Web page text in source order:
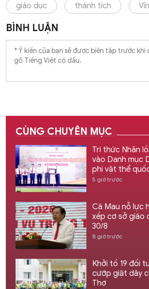
giáo dục thành tích
BÌNH LUẬN
CÙNG CHUYÊN MỤC
Tri thức Nhãn
vào Danh mục
phi vật thể
5 giờ trước
Cà Mau nỗ lực
xếp cơ sở giáo
30/8
8 giờ trước
Khởi tố 19 đối
cướp giật dây
Thơ